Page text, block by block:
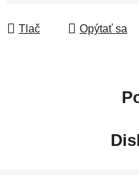
Tlač Opýtať sa